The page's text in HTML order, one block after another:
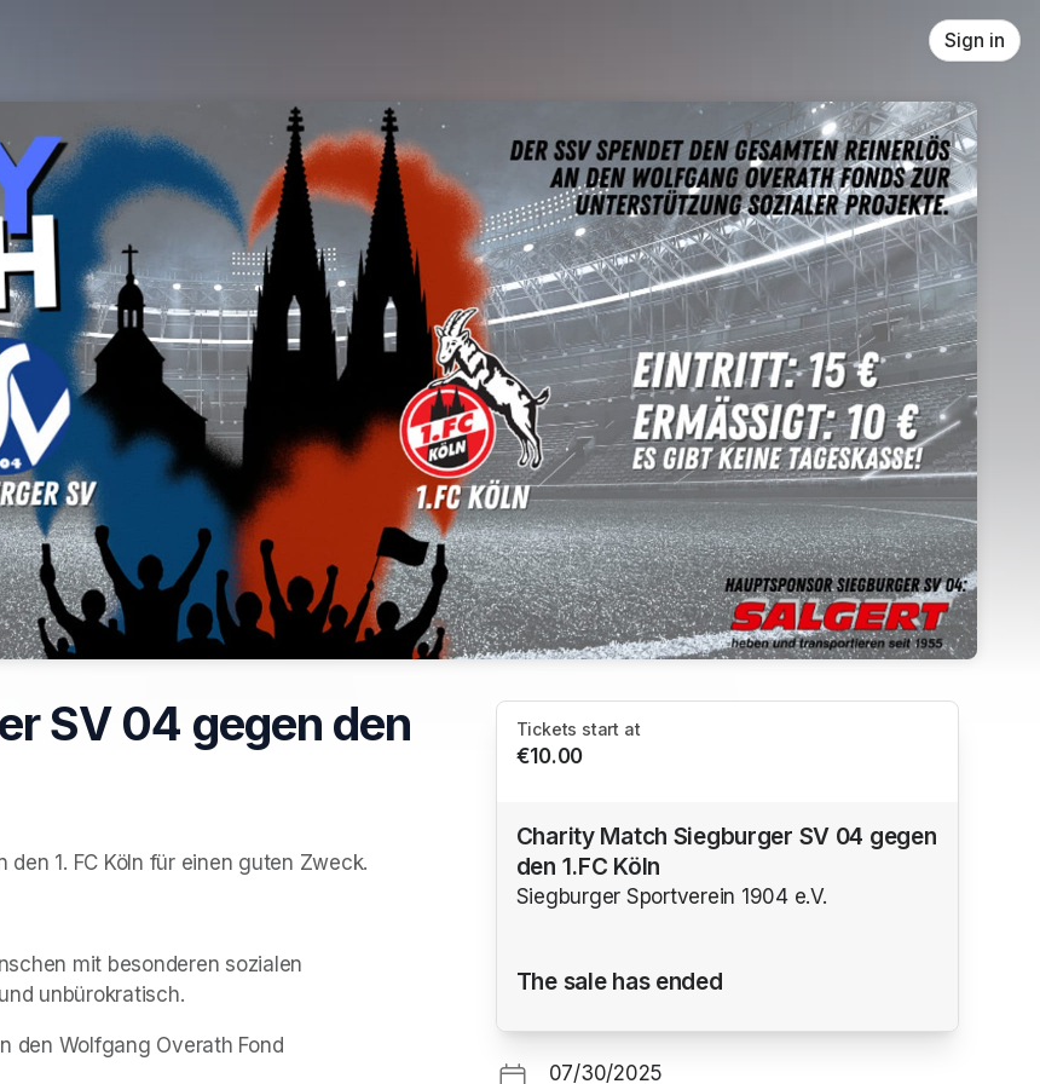
Sign in
SV 04 gegen den
1. FC Köln für einen guten Zweck.
mit besonderen sozialen
unbürokratisch.
den Wolfgang Overath Fond
Tickets start at
€10.00
Charity Match Siegburger SV 04 gegen
den 1.FC Köln
Siegburger Sportverein 1904 e.V.
The sale has ended
07/30/2025